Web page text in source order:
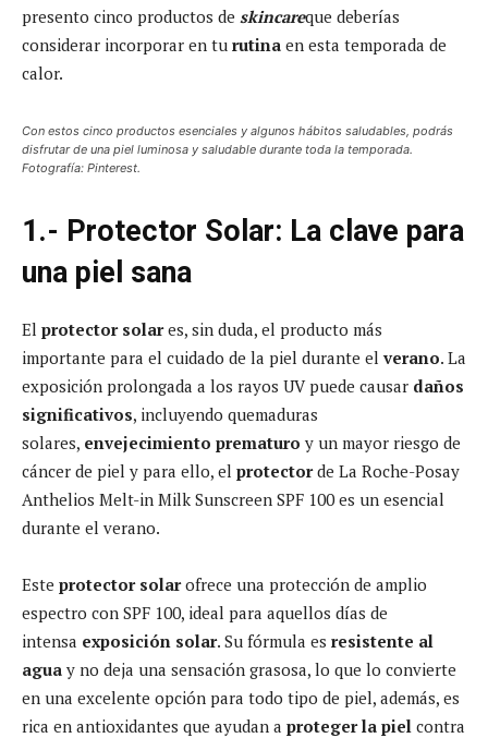
presento cinco productos de skincareque deberías
considerar incorporar en tu rutina en esta temporada de
calor.
Con estos cinco productos esenciales y algunos hábitos saludables, podrás
disfrutar de una piel luminosa y saludable durante toda la temporada.
Fotografía: Pinterest.
1.- Protector Solar: La clave para
una piel sana
El protector solares, sin duda, el producto más
importante para el cuidado de la piel durante el verano. La
exposición prolongada a los rayos UV puede causar daños
significativos, incluyendo quemaduras
solares, envejecimiento prematuro y un mayor riesgo de
cáncer de piel y para ello, el protectorde La Roche-Posay
Anthelios Melt-in Milk Sunscreen SPF 100 es un esencial
durante el verano.
Este protector solarofrece una protección de amplio
espectro con SPF 100, ideal para aquellos días de
intensa exposición solar. Su fórmula es resistente al
agua y no deja una sensación grasosa, lo que lo convierte
en una excelente opción para todo tipo de piel, además, es
rica en antioxidantes que ayudan a proteger la piel contra